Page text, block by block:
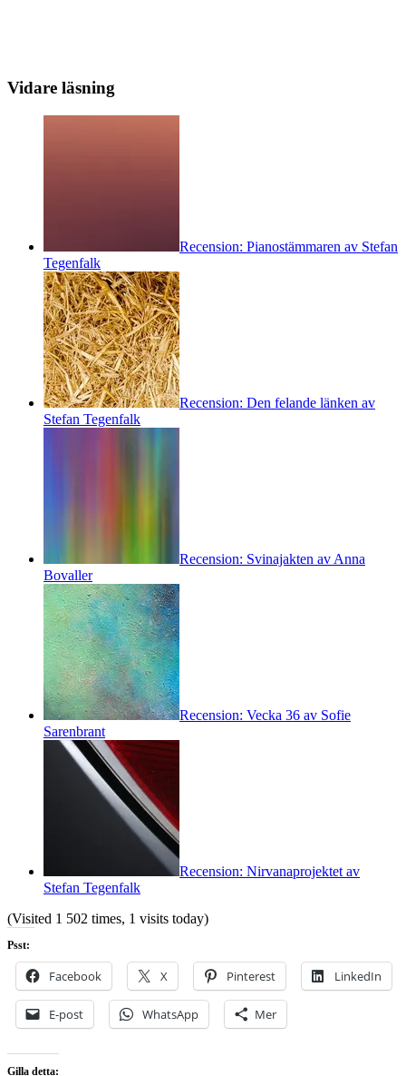
Vidare läsning
Recension: Pianostämmaren av Stefan
Tegenfalk
Recension: Den felande länken av
Stefan Tegenfalk
Recension: Svinajakten av Anna
Bovaller
Recension: Vecka 36 av Sofie
Sarenbrant
Recension: Nirvanaprojektet av
Stefan Tegenfalk
(Visited 1 502 times, 1 visits today)
Psst:
Facebook X Pinterest LinkedIn
E-post WhatsApp Mer
Gilla detta: